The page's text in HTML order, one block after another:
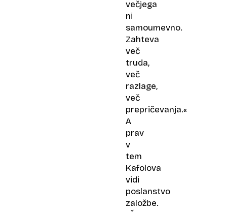
večjega
ni
samoumevno.
Zahteva
več
truda,
več
razlage,
več
prepričevanja.«
A
prav
v
tem
Kafolova
vidi
poslanstvo
založbe.